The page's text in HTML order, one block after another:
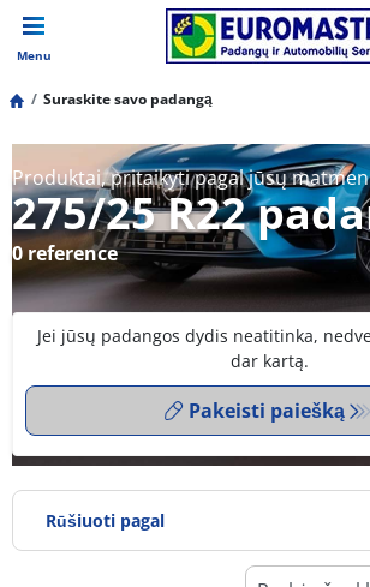
Menu
Suraskite savo padangą
Produktai, pritaikyti pagal jūsų
275/25 R22
0 reference
Jei jūsų padangos dydis neatitinka,
dar kartą.
Pakeisti paiešką
Rūšiuoti pagal